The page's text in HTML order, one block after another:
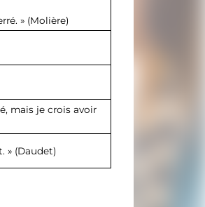
» (Molière)
mais je crois avoir
» (Daudet)